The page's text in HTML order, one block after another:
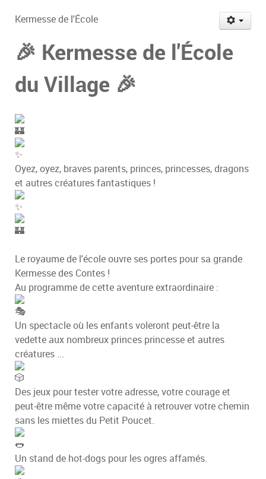
Kermesse de l'École
🎉 Kermesse de l'École
du Village 🎉
Oyez, oyez, braves parents, princes, princesses, dragons
et autres créatures fantastiques !
Le royaume de l'école ouvre ses portes pour sa grande
Kermesse des Contes !
Au programme de cette aventure extraordinaire :
Un spectacle où les enfants voleront peut-être la
vedette aux nombreux princes princesse et autres
créatures ...
Des jeux pour tester votre adresse, votre courage et
peut-être même votre capacité à retrouver votre chemin
sans les miettes du Petit Poucet.
Un stand de hot-dogs pour les ogres affamés.